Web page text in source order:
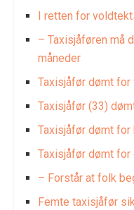
I retten for
– Taxisjåføren må
måneder
Taxisjåfør dømt
Taxisjåfør (33)
Taxisjåfør dømt for
Taxisjåfør dømt for
– Forstår at folk
Femte taxisjåfør